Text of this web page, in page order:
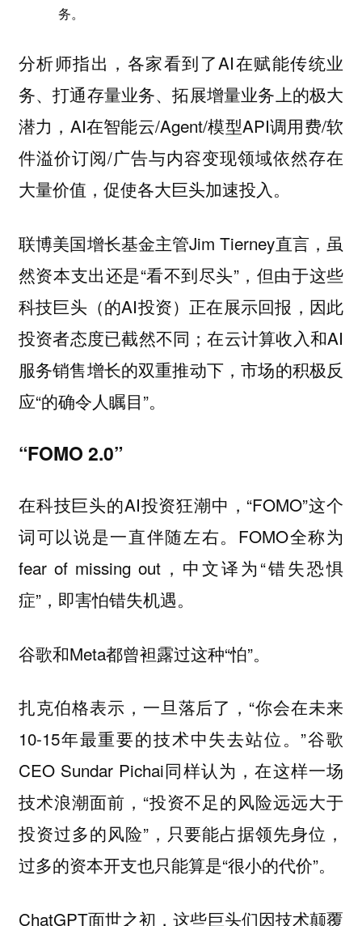
务。
分析师指出，各家看到了AI在赋能传统业
务、打通存量业务、拓展增量业务上的极大
潜力，AI在智能云/Agent/模型API调用费/软
件溢价订阅/广告与内容变现领域依然存在
大量价值，促使各大巨头加速投入。
联博美国增长基金主管Jim Tierney直言，虽
然资本支出还是“看不到尽头”，但由于这些
科技巨头（的AI投资）正在展示回报，因此
投资者态度已截然不同；在云计算收入和AI
服务销售增长的双重推动下，市场的积极反
应“的确令人瞩目”。
“FOMO 2.0”
在科技巨头的AI投资狂潮中，“FOMO”这个
词可以说是一直伴随左右。FOMO全称为
fear of missing out，中文译为“错失恐惧
症”，即害怕错失机遇。
谷歌和Meta都曾袒露过这种“怕”。
扎克伯格表示，一旦落后了，“你会在未来
10-15年最重要的技术中失去站位。”谷歌
CEO Sundar Pichai同样认为，在这样一场
技术浪潮面前，“投资不足的风险远远大于
投资过多的风险”，只要能占据领先身位，
过多的资本开支也只能算是“很小的代价”。
ChatGPT面世之初，这些巨头们因技术颠覆